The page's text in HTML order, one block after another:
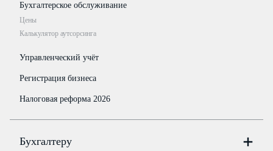
Бухгалтерское обслуживание
Цены
Калькулятор аутсорсинга
Управленческий учёт
Регистрация бизнеса
Налоговая реформа 2026
Бухгалтеру